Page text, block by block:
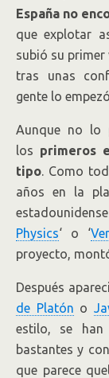
España no
que explotar
subió su
tras unas
gente lo
Aunque no lo
los primeros
tipo. Como
años en la
Physics‘ o ‘
proyecto,
Después
de Platón o
estilo, se han
bastantes y
que parece que